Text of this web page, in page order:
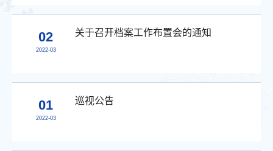
02
2022-03
关于召开档案工作布置会的通知
01
2022-03
巡视公告